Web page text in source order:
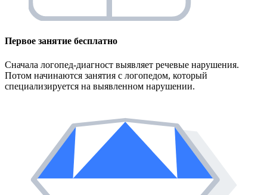
Первое занятие бесплатно
Сначала логопед-диагност выявляет речевые нарушения.
Потом начинаются занятия с логопедом, который
специализируется на выявленном нарушении.